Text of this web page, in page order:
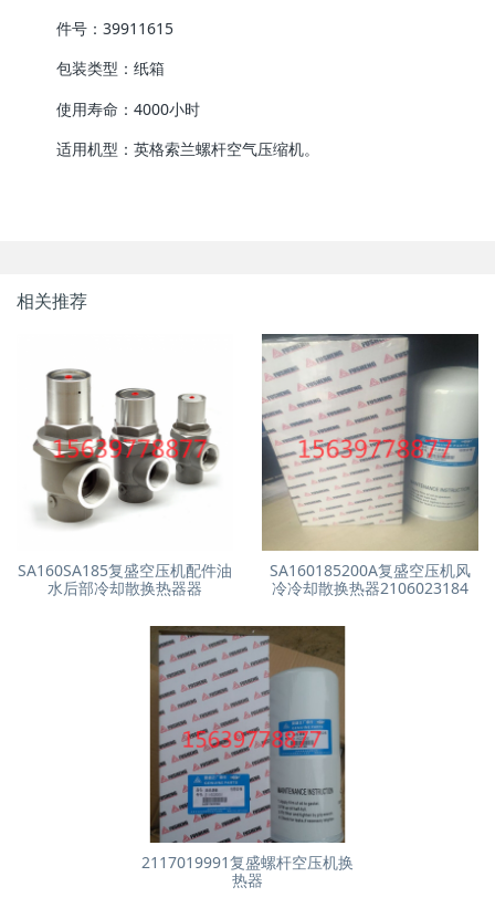
件号：39911615
包装类型：纸箱
使用寿命：4000小时
适用机型：英格索兰螺杆空气压缩机。
相关推荐
SA160SA185复盛空压机配件油
水后部冷却散换热器器
SA160185200A复盛空压机风
冷冷却散换热器2106023184
2117019991复盛螺杆空压机换
热器